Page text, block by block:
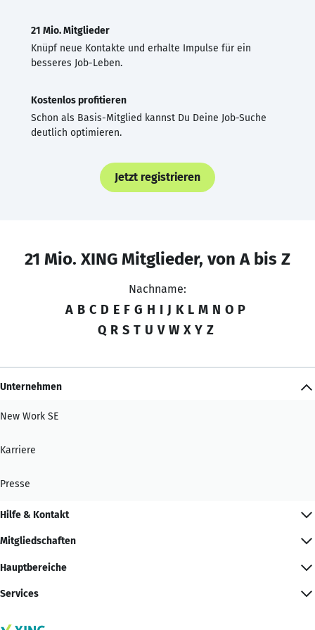
21 Mio. Mitglieder
Knüpf neue Kontakte und erhalte Impulse für ein
besseres Job-Leben.
Kostenlos profitieren
Schon als Basis-Mitglied kannst Du Deine Job-Suche
deutlich optimieren.
Jetzt registrieren
21 Mio. XING Mitglieder, von A bis Z
Nachname:
A B C D E F G H I J K L M N O P
Q R S T U V W X Y Z
Unternehmen
New Work SE
Karriere
Presse
Hilfe & Kontakt
Mitgliedschaften
Hauptbereiche
Services